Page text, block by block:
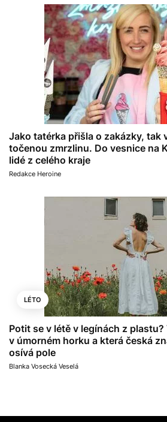
Jako tatérka přišla o zakázky, tak
točenou zmrzlinu. Do vesnice na
lidé z celého kraje
Redakce Heroine
LÉTO
Potit se v létě v legínách z
v úmorném horku a která česká
osívá pole
Blanka Vosecká Veselá